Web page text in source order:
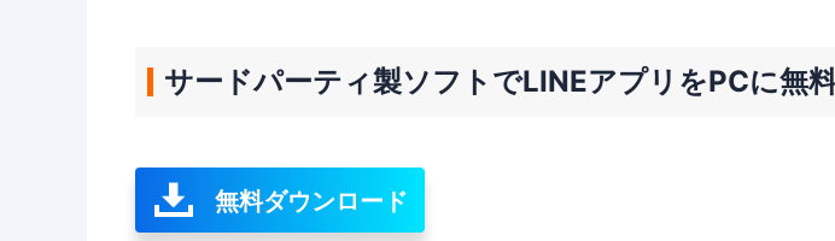
サードパーティ製ソフトでLINEアプリをPCに無
無料ダウンロード